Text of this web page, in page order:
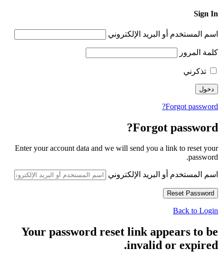
Sign In
اسم المستخدم أو البريد الإلكتروني
كلمة المرور
تذكرني
Forgot password?
Forgot password?
Enter your account data and we will send you a link to reset your
password.
اسم المستخدم أو البريد الإلكتروني
Back to Login
Your password reset link appears to be
invalid or expired.